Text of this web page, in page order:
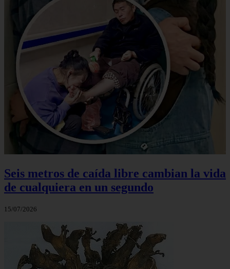
Seis metros de caída libre cambian la vida
de cualquiera en un segundo
15/07/2026